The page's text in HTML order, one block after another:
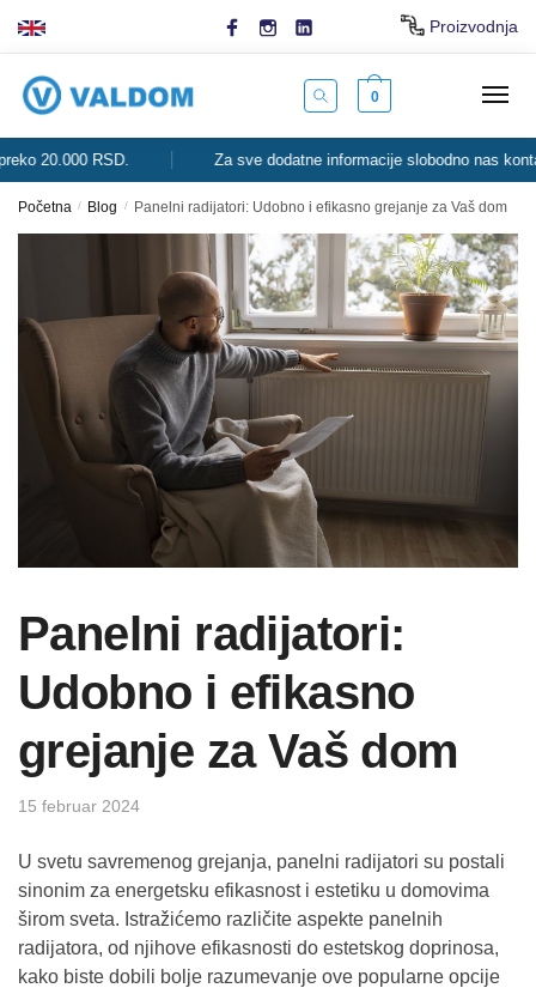
Proizvodnja
0
20.000 RSD. Za sve dodatne informacije slobodno nas
Početna / Blog / Panelni radijatori: Udobno i efikasno grejanje za Vaš dom
Panelni radijatori:
Udobno i efikasno
grejanje za Vaš dom
15 februar 2024
U svetu savremenog grejanja, panelni radijatori su postali
sinonim za energetsku efikasnost i estetiku u domovima
širom sveta. Istražićemo različite aspekte panelnih
radijatora, od njihove efikasnosti do estetskog doprinosa,
kako biste dobili bolje razumevanje ove popularne opcije